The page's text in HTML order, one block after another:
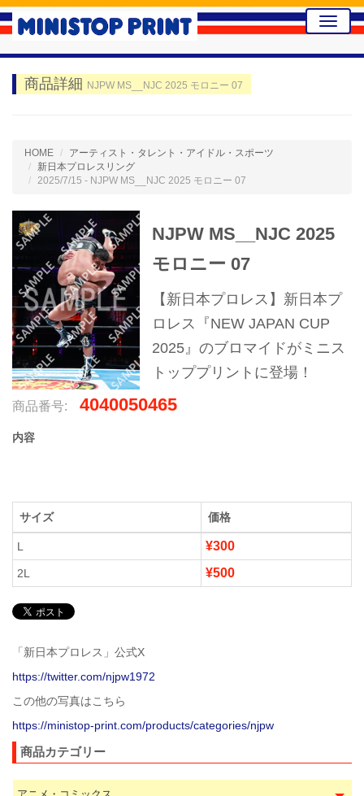
Toggle
商品詳細 NJPW MS__NJC 2025 モロニー 07
HOME
アーティスト・タレント・アイドル・スポーツ
新日本プロレスリング
2025/7/15 - NJPW MS__NJC 2025 モロニー 07
NJPW MS__NJC 2025
モロニー 07
【新日本プロレス】新日本プ
ロレス『NEW JAPAN CUP
2025』のブロマイドがミニス
トッププリントに登場！
商品番号: 4040050465
内容
サイズ 価格
L ¥300
2L ¥500
「新日本プロレス」公式X
https://twitter.com/njpw1972
この他の写真はこちら
https://ministop-print.com/products/categories/njpw
商品カテゴリー